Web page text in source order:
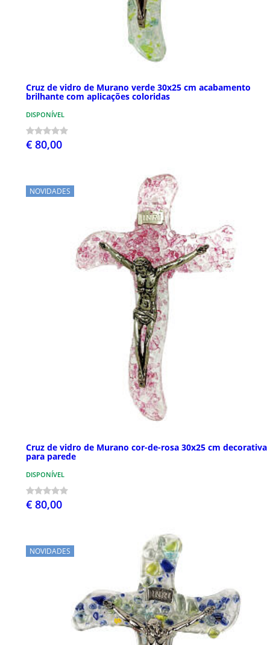
Cruz de vidro de Murano verde 30x25 cm acabamento
brilhante com aplicações coloridas
DISPONÍVEL
€ 80,00
NOVIDADES
Cruz de vidro de Murano cor-de-rosa 30x25 cm decorativa
para parede
DISPONÍVEL
€ 80,00
NOVIDADES